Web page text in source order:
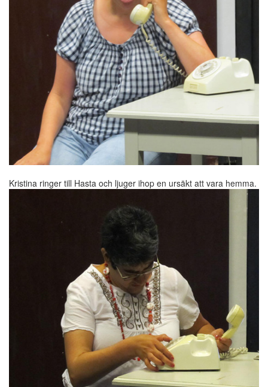
Kristina ringer till Hasta och ljuger ihop en ursäkt att vara hemma.